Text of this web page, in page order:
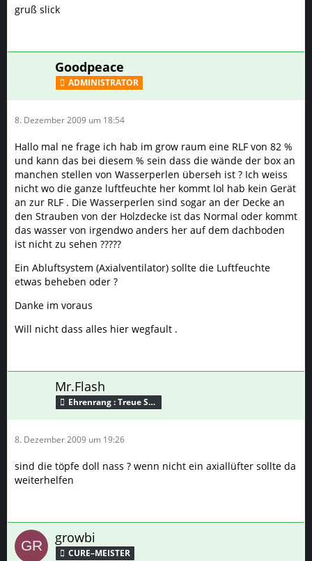
gruß slick
Goodpeace
ADMINISTRATOR
8. Dezember 2009 um 18:54
Hallo mal ne frage ich hab im grow raum eine RLF von 82 %
und kann das bei diesem % sein dass die wände der box an
manchen stellen von Wasserperlen überseh ist ? Ich weiss
nicht wo die ganze luftfeuchte her kommt lol hab kein Gerät
an zur RLF . Die Wasserperlen sind sogar an der Decke an
den Strauben von der Holzdecke ist das Normal oder kommt
das wasser von irgendwo anders her auf dem dachboden
ist nicht zu sehen ?????
Ein Abluftsystem (Axialventilator) sollte die Luftfeuchte
etwas beheben oder ?
Danke im voraus
Will nicht dass alles hier wegfault .
Mr.Flash
Ehrenrang : Treue Seele
8. Dezember 2009 um 19:26
sind die töpfe doll nass ? wenn nicht ein axiallüfter sollte da
weiterhelfen
growbi
CURE–MEISTER